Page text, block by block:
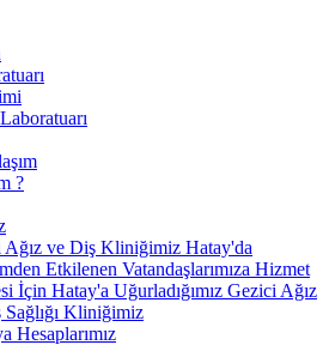
?
Ağız ve Diş Kliniğimiz Hatay'da
Etkilenen Vatandaşlarımıza Hizmet
İçin Hatay'a Uğurladığımız Gezici Ağız
Sağlığı Kliniğimiz
Hesaplarımız